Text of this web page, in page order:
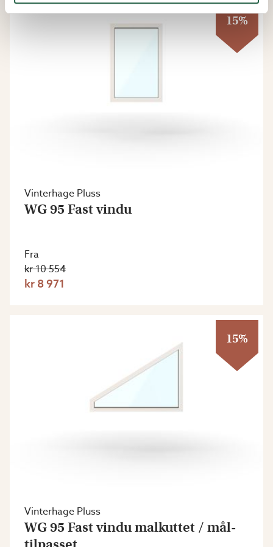
15%
Vinterhage Pluss
WG 95 Fast vindu
Fra
kr 10 554
kr 8 971
15%
Vinterhage Pluss
WG 95 Fast vindu malkuttet / mål-